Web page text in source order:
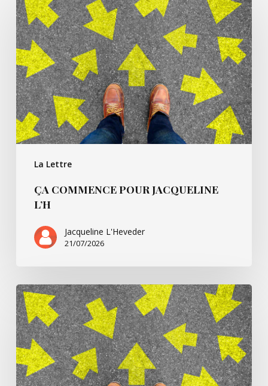
La Lettre
commence
pour
Jacqueline
L’h
ÇA COMMENCE POUR JACQUELINE
L’H
Jacqueline L'Heveder
21/07/2026
Ça
commence
avec
Villarsbrandis…